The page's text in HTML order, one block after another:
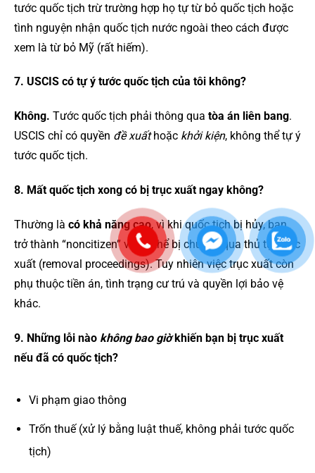
tước quốc tịch trừ trường hợp họ tự từ bỏ quốc tịch hoặc
tình nguyện nhận quốc tịch nước ngoài theo cách được
xem là từ bỏ Mỹ (rất hiếm).
7. USCIS có tự ý tước quốc tịch của tôi không?
Không. Tước quốc tịch phải thông qua tòa án liên bang.
USCIS chỉ có quyền đề xuấthoặc khởi kiện, không thể tự ý
tước quốc tịch.
8. Mất quốc tịch xong có bị trục xuất ngay không?
Thường là có khả năng cao, vì khi quốc tịch bị hủy, bạn
trở thành “noncitizen” và có thể bị chuyển qua thủ tục trục
xuất (removal proceedings). Tuy nhiên việc trục xuất còn
phụ thuộc tiền án, tình trạng cư trú và quyền lợi bảo vệ
khác.
9. Những lỗi nào không bao giờkhiến bạn bị trục xuất
nếu đã có quốc tịch?
Vi phạm giao thông
Trốn thuế (xử lý bằng luật thuế, không phải tước quốc
tịch)